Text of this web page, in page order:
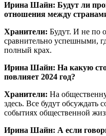
Ирина Шайн: Будут ли
отношения между
Хранители: Будут. И не по
сравнительно успешными,
полный крах.
Ирина Шайн: На какую
повлияет 2024 год?
Хранители: На
здесь. Все будут обсуждать
событиях общественной
Ирина Шайн: А если